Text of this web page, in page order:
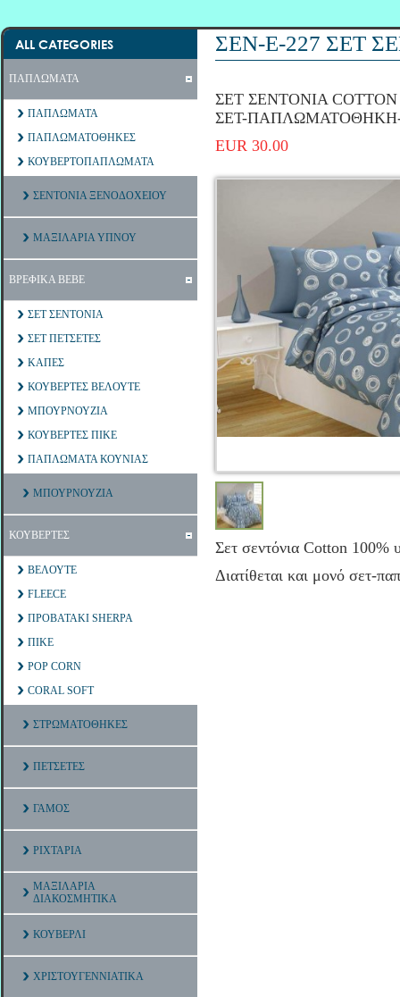
ALL CATEGORIES
ΠΑΠΛΩΜΑΤΑ
ΠΑΠΛΩΜΑΤΑ
ΠΑΠΛΩΜΑΤΟΘΗΚΕΣ
ΚΟΥΒΕΡΤΟΠΑΠΛΩΜΑΤΑ
ΣΕΝΤΟΝΙΑ ΞΕΝΟΔΟΧΕΙΟΥ
ΜΑΞΙΛΑΡΙΑ ΥΠΝΟΥ
ΒΡΕΦΙΚΑ ΒΕΒΕ
ΣΕΤ ΣΕΝΤΟΝΙΑ
ΣΕΤ ΠΕΤΣΕΤΕΣ
ΚΑΠΕΣ
ΚΟΥΒΕΡΤΕΣ ΒΕΛΟΥΤΕ
ΜΠΟΥΡΝΟΥΖΙΑ
ΚΟΥΒΕΡΤΕΣ ΠΙΚΕ
ΠΑΠΛΩΜΑΤΑ ΚΟΥΝΙΑΣ
ΜΠΟΥΡΝΟΥΖΙΑ
ΚΟΥΒΕΡΤΕΣ
ΒΕΛΟΥΤΕ
FLEECE
ΠΡΟΒΑΤΑΚΙ SHERPA
ΠΙΚΕ
POP CORN
CORAL SOFT
ΣΤΡΩΜΑΤΟΘΗΚΕΣ
ΠΕΤΣΕΤΕΣ
ΓΑΜΟΣ
ΡΙΧΤΑΡΙΑ
ΜΑΞΙΛΑΡΙΑ
ΔΙΑΚΟΣΜΗΤΙΚΑ
ΚΟΥΒΕΡΛΙ
ΧΡΙΣΤΟΥΓΕΝΝΙΑΤΙΚΑ
ΣΕΝ-Ε-227 ΣΕΤ
ΣΕΤ ΣΕΝΤΟΝΙΑ
ΣΕΤ-
EUR 30.00
Σετ σεντόνια Cotton 100%
Διατίθεται και μονό σετ-